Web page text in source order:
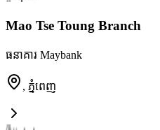
Mao Tse Toung Branch
ធនាគារ Maybank
, ភ្នំពេញ